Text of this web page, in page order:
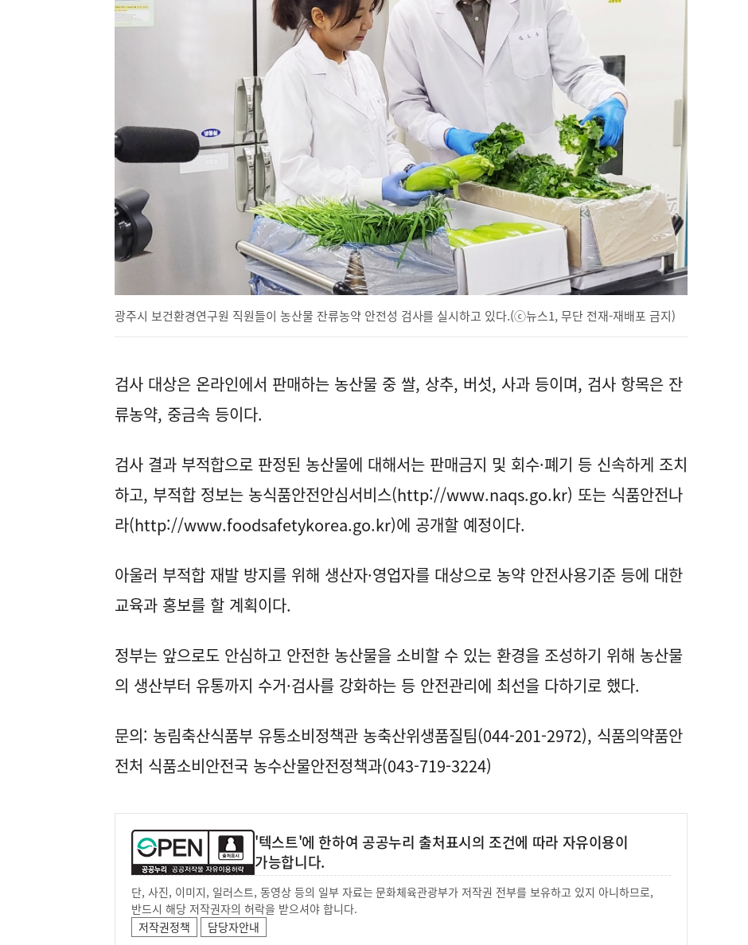
광주시 보건환경연구원 직원들이 농산물 잔류농약 안전성 검사를 실시하고 있다.(ⓒ뉴스1, 무단 전재-재배포 금지)
검사 대상은 온라인에서 판매하는 농산물 중 쌀, 상추, 버섯, 사과 등이며, 검사 항목은 잔
류농약, 중금속 등이다.
검사 결과 부적합으로 판정된 농산물에 대해서는 판매금지 및 회수·폐기 등 신속하게 조치
하고, 부적합 정보는 농식품안전안심서비스(http://www.naqs.go.kr) 또는 식품안전나
라(http://www.foodsafetykorea.go.kr)에 공개할 예정이다.
아울러 부적합 재발 방지를 위해 생산자·영업자를 대상으로 농약 안전사용기준 등에 대한
교육과 홍보를 할 계획이다.
정부는 앞으로도 안심하고 안전한 농산물을 소비할 수 있는 환경을 조성하기 위해 농산물
의 생산부터 유통까지 수거·검사를 강화하는 등 안전관리에 최선을 다하기로 했다.
문의: 농림축산식품부 유통소비정책관 농축산위생품질팀(044-201-2972), 식품의약품안
전처 식품소비안전국 농수산물안전정책과(043-719-3224)
'텍스트'에 한하여 공공누리 출처표시의 조건에 따라 자유이용이
가능합니다.
단, 사진, 이미지, 일러스트, 동영상 등의 일부 자료는 문화체육관광부가 저작권 전부를 보유하고 있지 아니하므로,
반드시 해당 저작권자의 허락을 받으셔야 합니다.
저작권정책
담당자안내